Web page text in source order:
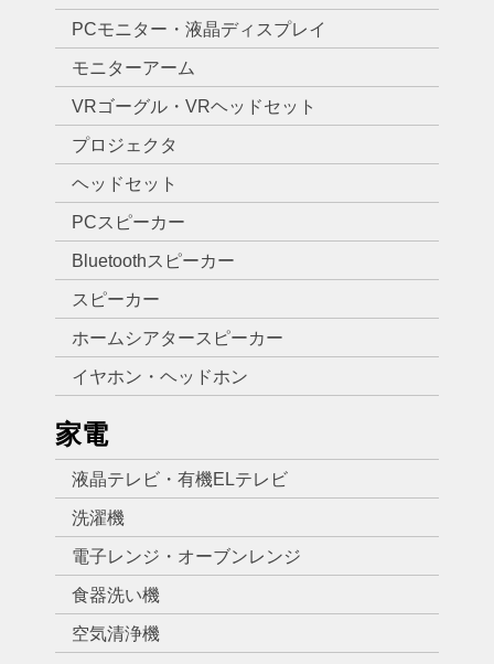
PCモニター・液晶ディスプレイ
モニターアーム
VRゴーグル・VRヘッドセット
プロジェクタ
ヘッドセット
PCスピーカー
Bluetoothスピーカー
スピーカー
ホームシアタースピーカー
イヤホン・ヘッドホン
家電
液晶テレビ・有機ELテレビ
洗濯機
電子レンジ・オーブンレンジ
食器洗い機
空気清浄機